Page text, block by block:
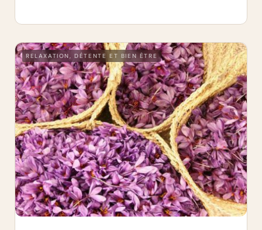
RELAXATION, DÉTENTE ET BIEN ÊTRE